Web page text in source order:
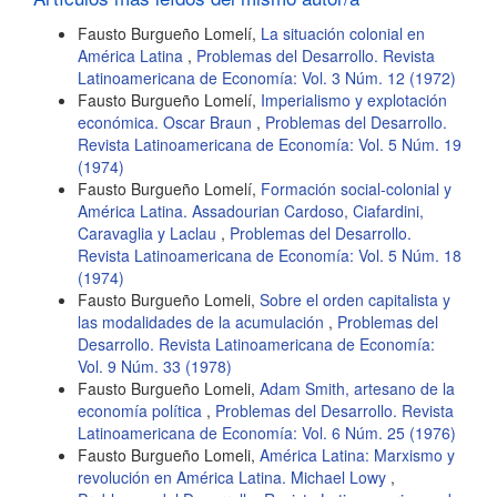
Fausto Burgueño Lomelí, La situación colonial en
América Latina , Problemas del Desarrollo. Revista
Latinoamericana de Economía: Vol. 3 Núm. 12 (1972)
Fausto Burgueño Lomelí, Imperialismo y explotación
económica. Oscar Braun , Problemas del Desarrollo.
Revista Latinoamericana de Economía: Vol. 5 Núm. 19
(1974)
Fausto Burgueño Lomelí, Formación social-colonial y
América Latina. Assadourian Cardoso, Ciafardini,
Caravaglia y Laclau , Problemas del Desarrollo.
Revista Latinoamericana de Economía: Vol. 5 Núm. 18
(1974)
Fausto Burgueño Lomeli, Sobre el orden capitalista y
las modalidades de la acumulación , Problemas del
Desarrollo. Revista Latinoamericana de Economía:
Vol. 9 Núm. 33 (1978)
Fausto Burgueño Lomeli, Adam Smith, artesano de la
economía política , Problemas del Desarrollo. Revista
Latinoamericana de Economía: Vol. 6 Núm. 25 (1976)
Fausto Burgueño Lomeli, América Latina: Marxismo y
revolución en América Latina. Michael Lowy ,